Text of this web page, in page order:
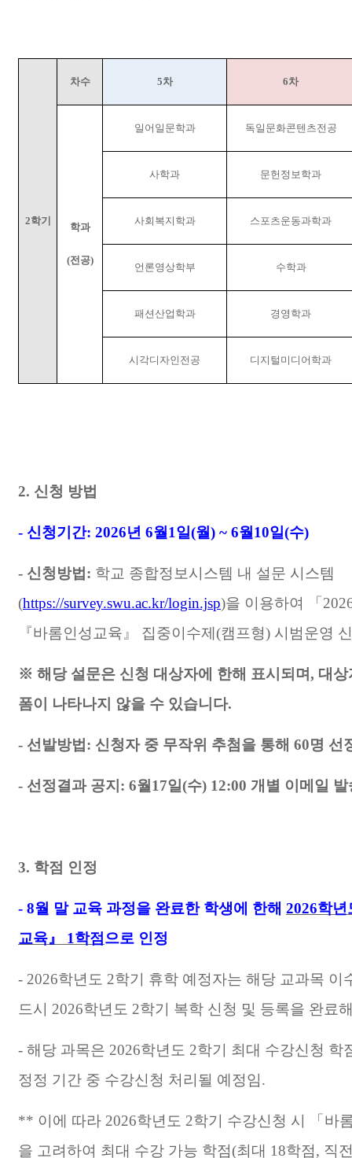
2학기
차수 5차 6차
학과
(전공)
일어일문학과 독일문화콘텐츠전공
사학과 문헌정보학과
사회복지학과 스포츠운동과학과
언론영상학부 수학과
패션산업학과 경영학과
시각디자인전공 디지털미디어학과
2. 신청 방법
- 신청기간: 2026년 6월1일(월) ~ 6월10일(수)
- 신청방법 : 학교 종합정보시스템 내 설문 시스템
(https://survey.swu.ac.kr/login.jsp)을 이용하여 「
『바롬인성교육 』 집중이수제 (캠프형) 시범운영
※ 해당 설문은 신청 대상자에 한해 표시되며, 대상
폼이 나타나지 않을 수 있습니다.
- 선발방법 : 신청자 중 무작위 추첨을 통해 60명 선
- 선정결과 공지 : 6월17일(수) 12:00 개별 이메일 발
3. 학점 인정
- 8월 말 교육 과정을 완료한 학생에 한해 2026학
교육』 1학점 으로 인정
- 2026학년도 2학기 휴학 예정자는 해당 교과목 이
드시 2026학년도 2학기 복학 신청 및 등록을 완료
- 해당 과목은 2026학년도 2학기 최대 수강신청 학
정정 기간 중 수강신청 처리될 예정임.
** 이에 따라 2026학년도 2학기 수강신청 시 「 바
을 고려하여 최대 수강 가능 학점(최대 18학점, 직